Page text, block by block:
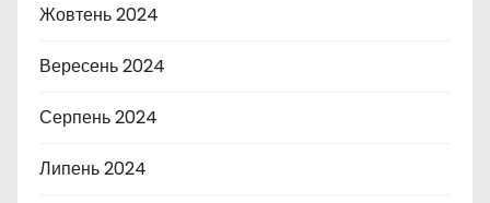
Жовтень 2024
Вересень 2024
Серпень 2024
Липень 2024